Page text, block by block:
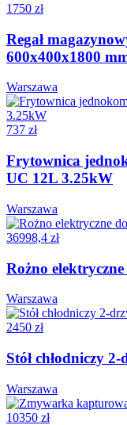
1750 zł
Regał
600x400x1800
Warszawa
737 zł
Frytownica
UC 12L 3.25kW
Warszawa
36998,4 zł
Rożno
Warszawa
2450 zł
Stół chłodniczy
Warszawa
10350 zł